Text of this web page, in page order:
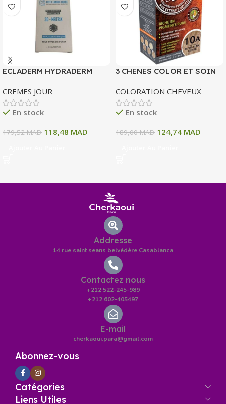
ECLADERM HYDRADERM
INTENSE 72H 50 ML
CREMES JOUR
En stock
179,52MAD 118,48 MAD
3 CHENES COLOR ET SOIN
10 A BLOND CLAIR CENDRE
135 ML
COLORATION CHEVEUX
En stock
189,00MAD 124,74 MAD
Addresse
14 rue saint seans belvédère Casablanca
Contactez nous
+212 522-245-989
+212 602-405497
E-mail
cherkaoui.para@gmail.com
Abonnez-vous
Catégories
Liens Utiles